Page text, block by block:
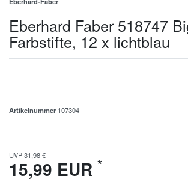
Eberhard Faber 518747
Farbstifte, 12 x lichtblau
Artikelnummer 107304
UVP 31,98 €
15,99 EUR *